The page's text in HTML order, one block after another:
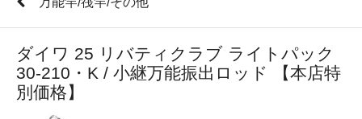
ダイワ 25 リバティクラブ ライトパック
30-210・K / 小継万能振出ロッド 【本店特
別価格】